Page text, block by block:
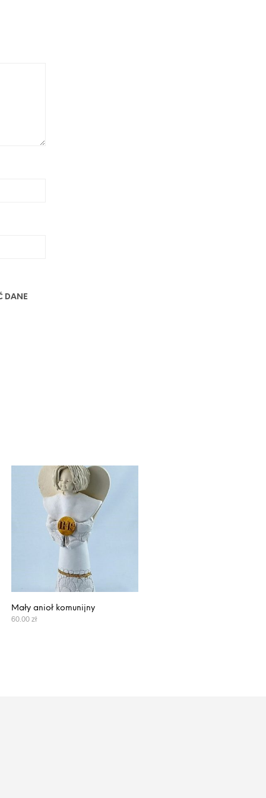
DANE
Mały anioł komunijny
60.00zł